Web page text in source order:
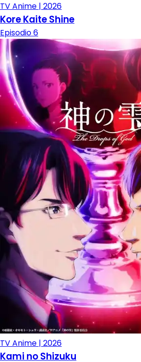
TV Anime | 2026
Kore Kaite Shine
Episodio 6
TV Anime | 2026
Kami no Shizuku